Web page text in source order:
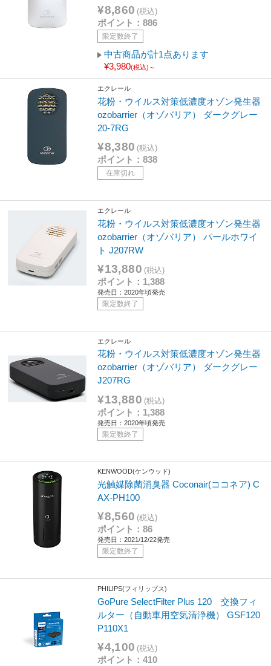
¥8,860 (税込)
ポイント：886
限定数終了
中古商品が計1点あります
¥3,980(税込)～
エクレール
花粉・ウイルス対策低濃度オゾン発生器
ozobarrier（オゾバリア） ダークグレー
20-7RG
¥8,380 (税込)
ポイント：838
在庫切れ
エクレール
花粉・ウイルス対策低濃度オゾン発生器
ozobarrier（オゾバリア） パールホワイ
ト J207RW
¥13,880 (税込)
ポイント：1,388
発売日：2020年頃発売
限定数終了
エクレール
花粉・ウイルス対策低濃度オゾン発生器
ozobarrier（オゾバリア） ダークグレー
J207RG
¥13,880 (税込)
ポイント：1,388
発売日：2020年頃発売
限定数終了
KENWOOD(ケンウッド)
光触媒除菌消臭器 Coconair(ココネア) C
AX-PH100
¥8,560 (税込)
ポイント：86
発売日：2021/12/22発売
限定数終了
PHILIPS(フィリップス)
GoPure SelectFilter Plus 120 交換フィ
ルター（自動車用空気清浄機） GSF120
P110X1
¥4,100 (税込)
ポイント：410